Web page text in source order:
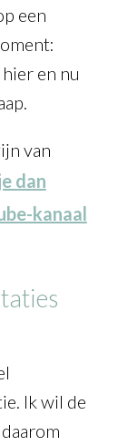
een
en nu
van
dan
kanaal
Ik wil de